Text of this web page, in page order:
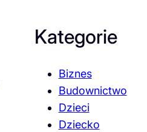
Kategorie
Biznes
Budownictwo
Dzieci
Dziecko